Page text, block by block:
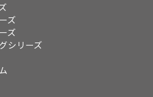
ズ
ズ
シリーズ